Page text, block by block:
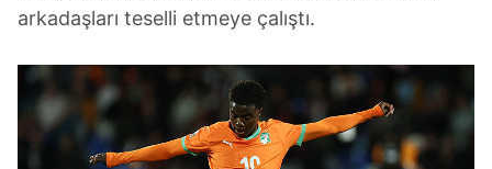
arkadaşları teselli etmeye çalıştı.